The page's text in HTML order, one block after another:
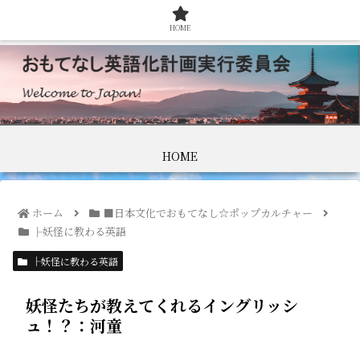
HOME
ホーム
■日本文化でおもてなし☆ポップカルチャー
├妖怪に教わる英語
├妖怪に教わる英語
妖怪たちが教えてくれるイングリッシ
ュ！？：河童
HOME